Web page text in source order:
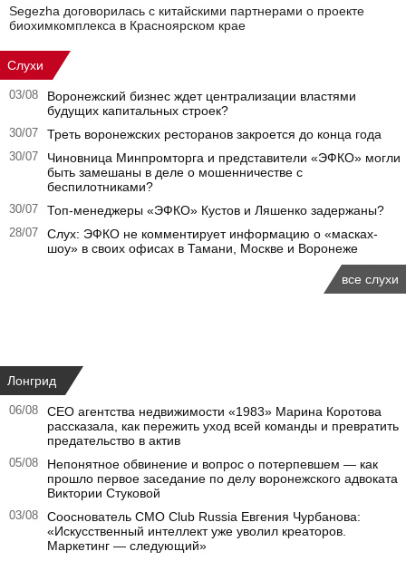
Segezha договорилась с китайскими партнерами о проекте
биохимкомплекса в Красноярском крае
Слухи
03/08
Воронежский бизнес ждет централизации властями
будущих капитальных строек?
30/07 Треть воронежских ресторанов закроется до конца года
30/07
Чиновница Минпромторга и представители «ЭФКО» могли
быть замешаны в деле о мошенничестве с
беспилотниками?
30/07 Топ-менеджеры «ЭФКО» Кустов и Ляшенко задержаны?
28/07
Слух: ЭФКО не комментирует информацию о «масках-
шоу» в своих офисах в Тамани, Москве и Воронеже
все слухи
Лонгрид
06/08
CEO агентства недвижимости «1983» Марина Коротова
рассказала, как пережить уход всей команды и превратить
предательство в актив
05/08
Непонятное обвинение и вопрос о потерпевшем — как
прошло первое заседание по делу воронежского адвоката
Виктории Стуковой
03/08
Сооснователь CMO Club Russia Евгения Чурбанова:
«Искусственный интеллект уже уволил креаторов.
Маркетинг — следующий»